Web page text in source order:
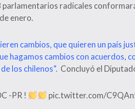
radicales
enero.
cambios, que quieren un país
hagamos cambios con acuerdos,
los chilenos”. Concluyó el
-PR ! pic.twitter.com/